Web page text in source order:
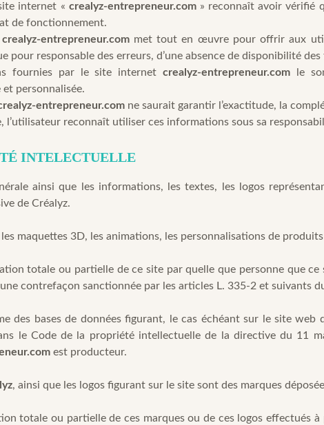
internet « crealyz-entrepreneur.com» reconnaît avoir vérifié
de fonctionnement.
crealyz-entrepreneur.commet tout en œuvre pour offrir aux
pour responsable des erreurs, d’une absence de disponibilité
fournies par le site internetcrealyz-entrepreneur.com le
personnalisée.
entrepreneur.com ne saurait garantir l’exactitude, la
l’utilisateur reconnaît utiliser ces informations sous sa
INTELECTUELLE
ainsi que les informations, les textes, les logos
de Créalyz.
les maquettes 3D, les animations, les personnalisations de
totale ou partielle de ce site par quelle que personne que ce
contrefaçon sanctionnée par les articles L. 335-2 et suivants
des bases de données figurant, le cas échéant sur le site
le Code de la propriété intellectuelle de la directive du 11
est producteur.
, ainsi que les logos figurant sur le site sont des marques
totale ou partielle de ces marques ou de ces logos effectués